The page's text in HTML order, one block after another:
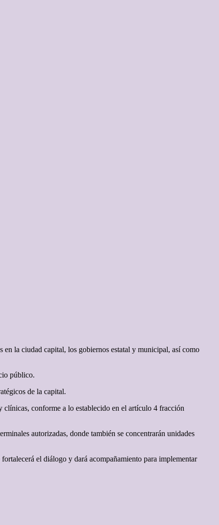
en la ciudad capital, los gobiernos estatal y municipal, así como
público.
de la capital.
clínicas, conforme a lo establecido en el artículo 4 fracción
autorizadas, donde también se concentrarán unidades
el diálogo y dará acompañamiento para implementar